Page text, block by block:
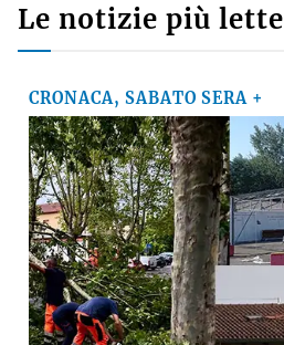
Le notizie più lette
CRONACA, SABATO SERA +